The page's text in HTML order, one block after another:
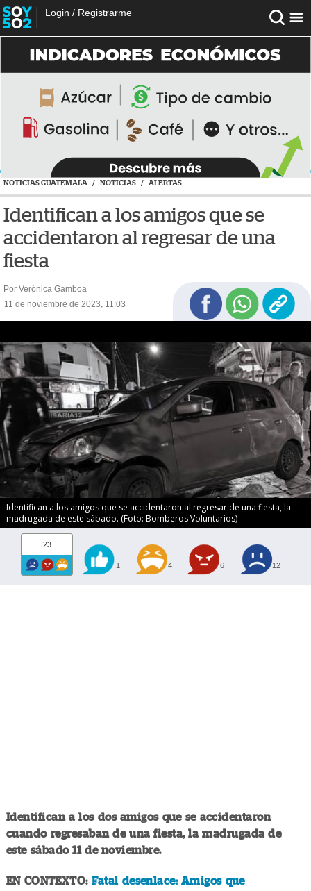
Login / Registrarme
NOTICIAS GUATEMALA / NOTICIAS / ALERTAS
Identifican a los amigos que se
accidentaron al regresar de una
fiesta
Por Verónica Gamboa
11 de noviembre de 2023, 11:03
Identifican a los amigos que se accidentaron al regresar de una fiesta, la
madrugada de este sábado. (Foto: Bomberos Voluntarios)
23
1 4 6 12
Identifican a los dos amigos que se accidentaron
cuando regresaban de una fiesta, la madrugada de
este sábado 11 de noviembre.
EN CONTEXTO: Fatal desenlace: Amigos que